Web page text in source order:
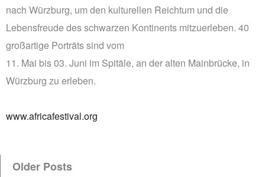
nach Würzburg, um den kulturellen Reichtum und die
Lebensfreude des schwarzen Kontinents mitzuerleben. 40
großartige Porträts sind vom
11. Mai bis 03. Juni im Spitäle, an der alten Mainbrücke, in
Würzburg zu erleben.
www.africafestival.org
Older Posts